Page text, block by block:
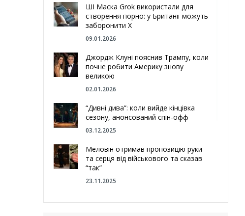
ШІ Маска Grok використали для
створення порно: у Британії можуть
заборонити Х
09.01.2026
Джордж Клуні пояснив Трампу, коли
почне робити Америку знову
великою
02.01.2026
“Дивні дива”: коли вийде кінцівка
сезону, анонсований спін-офф
03.12.2025
Меловін отримав пропозицію руки
та серця від військового та сказав
“так”
23.11.2025